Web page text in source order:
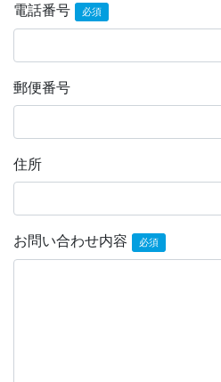
電話番号 必須
郵便番号
住所
お問い合わせ内容 必須